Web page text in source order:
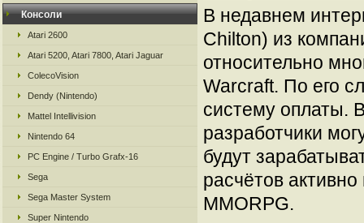
Консоли
Atari 2600
Atari 5200, Atari 7800, Atari Jaguar
ColecoVision
Dendy (Nintendo)
Mattel Intellivision
Nintendo 64
PC Engine / Turbo Grafx-16
Sega
Sega Master System
Super Nintendo
В недавнем
Chilton) из
относительно
Warcraft. По его
систему оплаты.
разработчики
будут
расчётов
MMORPG.